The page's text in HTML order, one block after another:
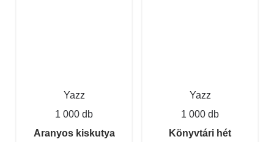
Yazz
1 000 db
Aranyos kiskutya
Yazz
1 000 db
Könyvtári hét